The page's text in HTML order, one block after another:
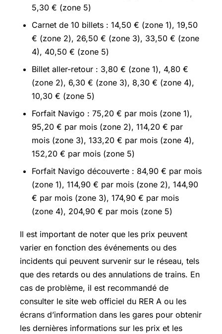
5,30 € (zone 5)
Carnet de 10 billets : 14,50 € (zone 1), 19,50
€ (zone 2), 26,50 € (zone 3), 33,50 € (zone
4), 40,50 € (zone 5)
Billet aller-retour : 3,80 € (zone 1), 4,80 €
(zone 2), 6,30 € (zone 3), 8,30 € (zone 4),
10,30 € (zone 5)
Forfait Navigo : 75,20 € par mois (zone 1),
95,20 € par mois (zone 2), 114,20 € par
mois (zone 3), 133,20 € par mois (zone 4),
152,20 € par mois (zone 5)
Forfait Navigo découverte : 84,90 € par mois
(zone 1), 114,90 € par mois (zone 2), 144,90
€ par mois (zone 3), 174,90 € par mois
(zone 4), 204,90 € par mois (zone 5)
Il est important de noter que les prix peuvent
varier en fonction des événements ou des
incidents qui peuvent survenir sur le réseau, tels
que des retards ou des annulations de trains. En
cas de problème, il est recommandé de
consulter le site web officiel du RER A ou les
écrans d’information dans les gares pour obtenir
les dernières informations sur les prix et les